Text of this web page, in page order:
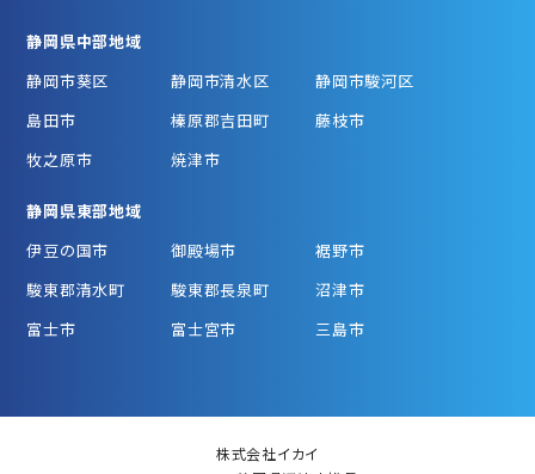
静岡県中部地域
静岡市葵区
静岡市清水区
静岡市駿河区
島田市
榛原郡吉田町
藤枝市
牧之原市
焼津市
静岡県東部地域
伊豆の国市
御殿場市
裾野市
駿東郡清水町
駿東郡長泉町
沼津市
富士市
富士宮市 三島市
株式会社イカイ